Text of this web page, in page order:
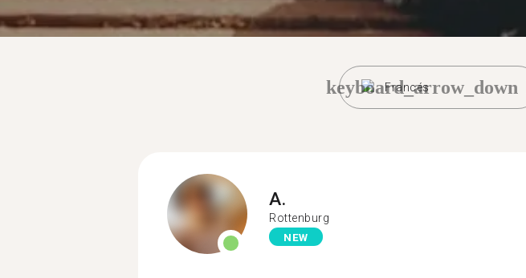
Francés
keyboard_arrow_down
A.
Rottenburg
NEW